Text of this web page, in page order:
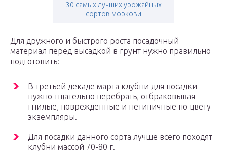
30 самых лучших урожайных
сортов моркови
Для дружного и быстрого роста посадочный
материал перед высадкой в грунт нужно правильно
подготовить:
В третьей декаде марта клубни для посадки
нужно тщательно перебрать, отбраковывая
гнилые, поврежденные и нетипичные по цвету
экземпляры.
Для посадки данного сорта лучше всего походят
клубни массой 70-80 г.